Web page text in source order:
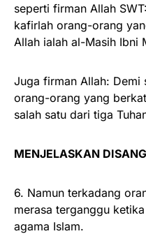
seperti firman Allah
kafirlah orang-orang
Allah ialah al-Masih Ibni
Juga firman Allah: Demi
orang-orang yang
salah satu dari tiga
MENJELASKAN
6. Namun terkadang
merasa terganggu
agama Islam.